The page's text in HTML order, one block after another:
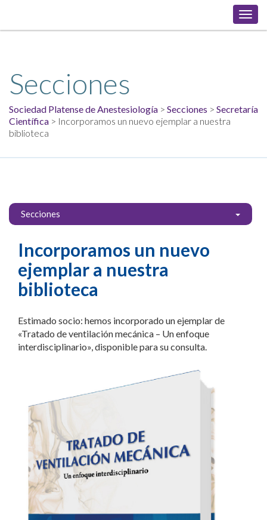
Secciones
Sociedad Platense de Anestesiología > Secciones > Secretaría
Científica > Incorporamos un nuevo ejemplar a nuestra
biblioteca
Secciones
Incorporamos un nuevo
ejemplar a nuestra
biblioteca
Estimado socio: hemos incorporado un ejemplar de
«Tratado de ventilación mecánica – Un enfoque
interdisciplinario», disponible para su consulta.